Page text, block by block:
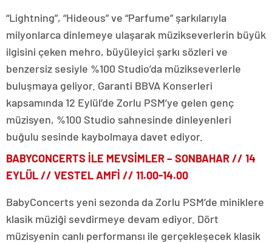
“Lightning”, “Hideous” ve “Parfume” şarkılarıyla
milyonlarca dinlemeye ulaşarak müzikseverlerin büyük
ilgisini çeken mehro, büyüleyici şarkı sözleri ve
benzersiz sesiyle %100 Studio’da müzikseverlerle
buluşmaya geliyor. Garanti BBVA Konserleri
kapsamında 12 Eylül’de Zorlu PSM’ye gelen genç
müzisyen, %100 Studio sahnesinde dinleyenleri
buğulu sesinde kaybolmaya davet ediyor.
BABYCONCERTS İLE MEVSİMLER – SONBAHAR // 14
EYLÜL// VESTEL AMFİ // 11.00-14.00
BabyConcerts yeni sezonda da Zorlu PSM’de miniklere
klasik müziği sevdirmeye devam ediyor. Dört
müzisyenin canlı performansı ile gerçekleşecek klasik